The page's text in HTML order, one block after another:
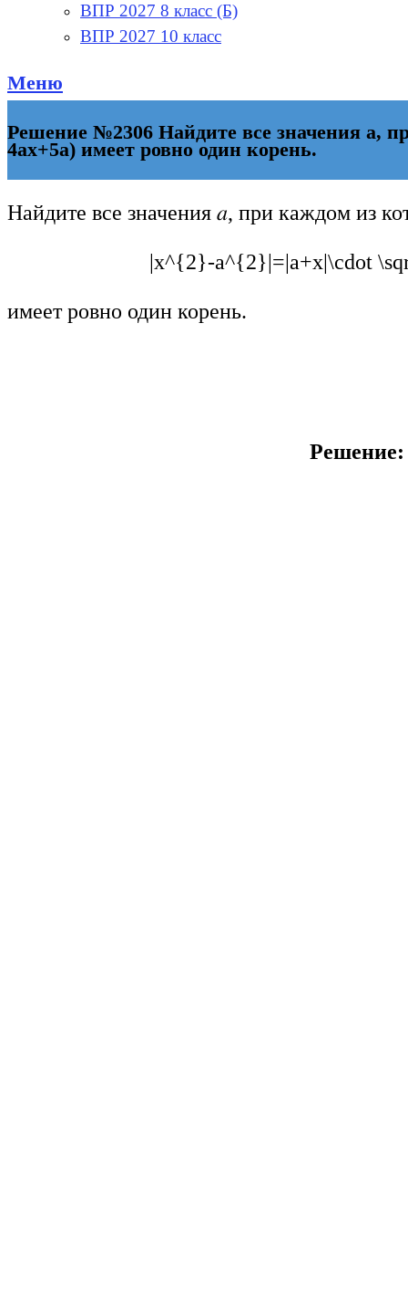
ВПР 2027 8 класс (Б)
ВПР 2027 10 класс
Меню
Решение №2306 Найдите все значения a,
4ax+5a) имеет ровно один корень.
Найдите все значения 𝑎, при каждом из
|x^{2}-a^{2}|=|a+x|\cdot
имеет ровно один корень.
Решение: